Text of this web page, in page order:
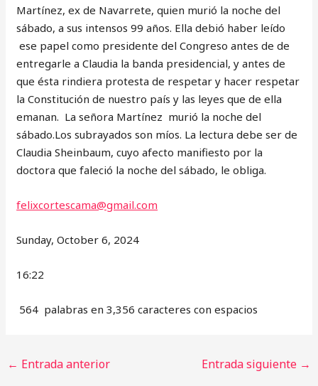
Martínez, ex de Navarrete, quien murió la noche del
sábado, a sus intensos 99 años. Ella debió haber leído
ese papel como presidente del Congreso antes de de
entregarle a Claudia la banda presidencial, y antes de
que ésta rindiera protesta de respetar y hacer respetar
la Constitución de nuestro país y las leyes que de ella
emanan. La señora Martínez murió la noche del
sábado.Los subrayados son míos. La lectura debe ser de
Claudia Sheinbaum, cuyo afecto manifiesto por la
doctora que faleció la noche del sábado, le obliga.
felixcortescama@gmail.com
Sunday, October 6, 2024
16:22
564 palabras en 3,356 caracteres con espacios
← Entrada anterior Entrada siguiente →